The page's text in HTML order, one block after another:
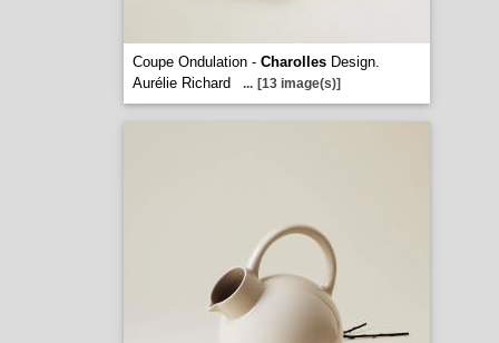
Coupe Ondulation - CharollesDesign.
Aurélie Richard
... [13 image(s)]